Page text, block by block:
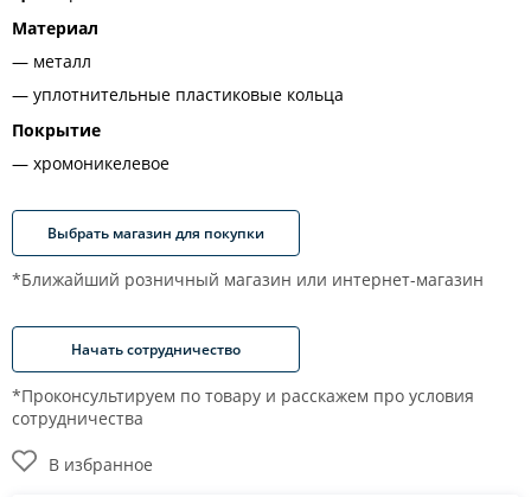
Материал
металл
уплотнительные пластиковые кольца
Покрытие
хромоникелевое
Выбрать магазин для покупки
*Ближайший розничный магазин или интернет-магазин
Начать сотрудничество
*Проконсультируем по товару и расскажем про условия
сотрудничества
В избранное